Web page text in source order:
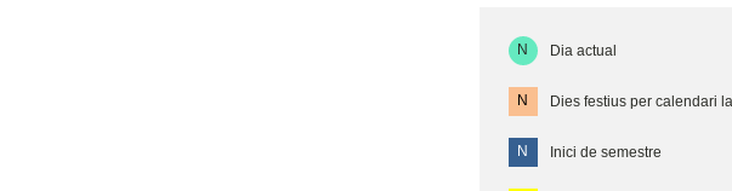
N Dia actual
N Dies festius per calendari
N Inici de semestre